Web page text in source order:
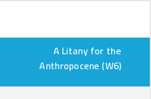
Skip to main content
A Litany for the
Anthropocene (W6)